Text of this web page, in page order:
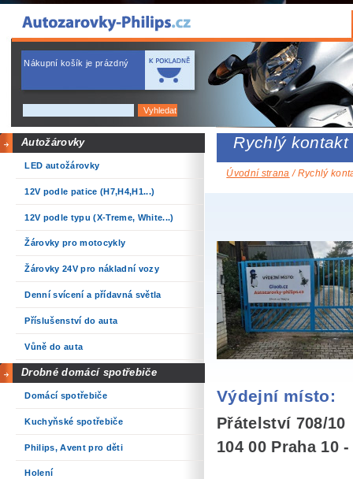
Nákupní košík je prázdný
Autožárovky
LED autožárovky
12V podle patice (H7,H4,H1...)
12V podle typu (X-Treme, White...)
Žárovky pro motocykly
Žárovky 24V pro nákladní vozy
Denní svícení a přídavná světla
Příslušenství do auta
Vůně do auta
Drobné domácí spotřebiče
Domácí spotřebiče
Kuchyňské spotřebiče
Philips, Avent pro děti
Holení
Rychlý kontakt
Úvodní strana / Rychlý
Výdejní místo:
Přátelství 708/10
104 00 Praha 10